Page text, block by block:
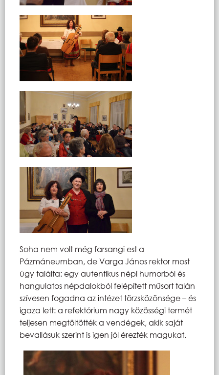
Soha nem volt még farsangi est a
Pázmáneumban, de Varga János rektor most
úgy találta: egy autentikus népi humorból és
hangulatos népdalokból felépített műsort talán
szívesen fogadna az intézet törzsközönsége – és
igaza lett: a refektórium nagy közösségi termét
teljesen megtöltötték a vendégek, akik saját
bevallásuk szerint is igen jól érezték magukat.